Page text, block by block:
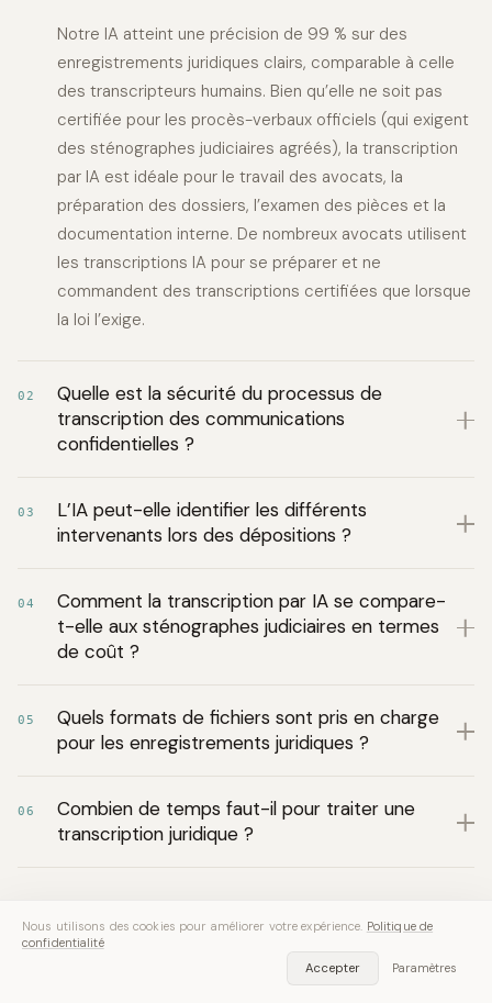
Notre IA atteint une précision de 99 % sur des
enregistrements juridiques clairs, comparable à celle
des transcripteurs humains. Bien qu’elle ne soit pas
certifiée pour les procès-verbaux officiels (qui exigent
des sténographes judiciaires agréés), la transcription
par IA est idéale pour le travail des avocats, la
préparation des dossiers, l’examen des pièces et la
documentation interne. De nombreux avocats utilisent
les transcriptions IA pour se préparer et ne
commandent des transcriptions certifiées que lorsque
la loi l’exige.
02
Quelle est la sécurité du processus de
transcription des communications
confidentielles ?
03
L’IA peut-elle identifier les différents
intervenants lors des dépositions ?
04
Comment la transcription par IA se compare-
t-elle aux sténographes judiciaires en termes
de coût ?
05
Quels formats de fichiers sont pris en charge
pour les enregistrements juridiques ?
06
Combien de temps faut-il pour traiter une
transcription juridique ?
Nous utilisons des cookies pour améliorer votre expérience. Politique de
confidentialité
Accepter
Paramètres